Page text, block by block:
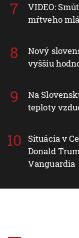
VIDEO:
mŕtveho
Nový
vyššiu
Na
teploty
Situácia v
Donald
Vanguardia